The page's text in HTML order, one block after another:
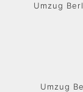
Umzug
Umzug